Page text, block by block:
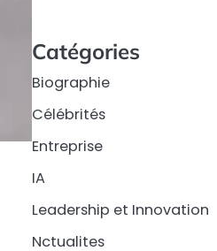
Catégories
Biographie
Célébrités
Entreprise
IA
Leadership et Innovation
Nctualites